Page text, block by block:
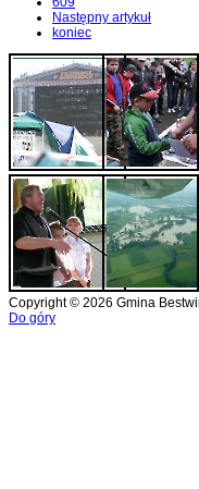
Następny artykuł
koniec
Copyright © 2026 Gmina
Do góry